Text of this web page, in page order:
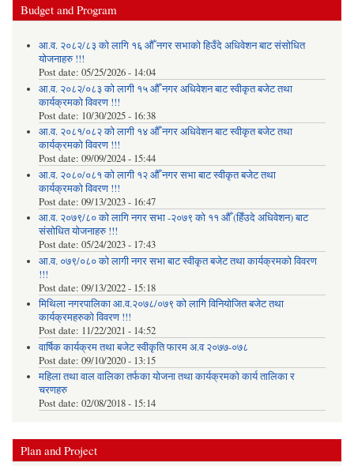
Budget and Program
आ.व. २०८२/८३ को लागि १६ औँ नगर सभाको हिउँदे अधिवेशन बाट संसोधित
योजनाहरु !!!
Post date: 05/25/2026 - 14:04
आ.व. २०८२/०८३ को लागी १५ औँ नगर अधिवेशन बाट स्वीकृत बजेट तथा
कार्यक्रमको विवरण !!!
Post date: 10/30/2025 - 16:38
आ.व. २०८१/०८२ को लागी १४ औँ नगर अधिवेशन बाट स्वीकृत बजेट तथा
कार्यक्रमको विवरण !!!
Post date: 09/09/2024 - 15:44
आ.व. २०८०/०८१ को लागी १२ औँ नगर सभा बाट स्वीकृत बजेट तथा
कार्यक्रमको विवरण !!!
Post date: 09/13/2023 - 16:47
आ.व. २०७९/८० को लागि नगर सभा -२०७९ को ११ औँ (हिँउदे अधिवेशन) बाट
संसोधित योजनाहरु !!!
Post date: 05/24/2023 - 17:43
आ.व. ०७९/०८० को लागी नगर सभा बाट स्वीकृत बजेट तथा कार्यक्रमको विवरण
!!!
Post date: 09/13/2022 - 15:18
मिथिला नगरपालिका आ.व.२०७८/०७९ को लागि विनियोजित बजेट तथा
कार्यक्रमहरुको विवरण !!!
Post date: 11/22/2021 - 14:52
वार्षिक कार्यक्रम तथा बजेट स्वीकृति फारम अ.व २०७७-०७८
Post date: 09/10/2020 - 13:15
महिला तथा वाल वालिका तर्फका याेजना तथा कार्यक्रमकाे कार्य तालिका र
चरणहरु
Post date: 02/08/2018 - 15:14
Plan and Project